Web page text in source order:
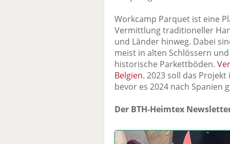
Workcamp Parquet ist eine
Vermittlung traditioneller
und Länder hinweg. Dabei
meist in alten Schlössern
historische Parkettböden.
Belgien. 2023 soll das
bevor es 2024 nach Spanien
Der BTH-Heimtex